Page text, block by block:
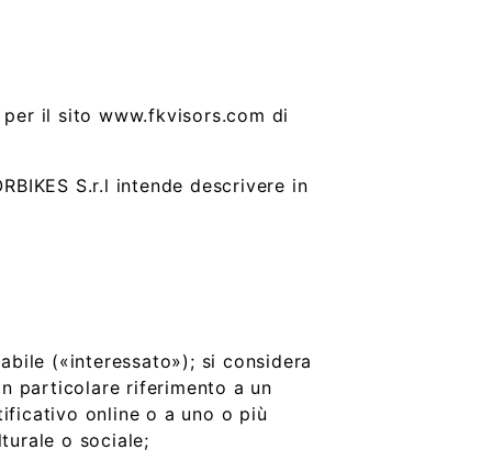
il sito www.fkvisors.com di
S.r.l intende descrivere in
(«interessato»); si considera
particolare riferimento a un
online o a uno o più
o sociale;